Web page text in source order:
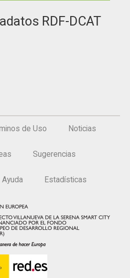
RDF-DCAT
de Uso Noticias
Sugerencias
Ayuda Estadísticas